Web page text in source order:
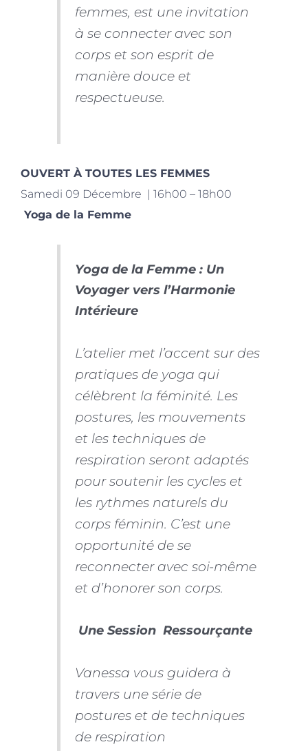
femmes, est une invitation
à se connecter avec son
corps et son esprit de
manière douce et
respectueuse.
OUVERT À TOUTES LES FEMMES
Samedi 09 Décembre | 16h00 – 18h00
Yoga de la Femme
Yoga de la Femme : Un
Voyager vers l’Harmonie
Intérieure
L’atelier met l’accent sur des
pratiques de yoga qui
célèbrent la féminité. Les
postures, les mouvements
et les techniques de
respiration seront adaptés
pour soutenir les cycles et
les rythmes naturels du
corps féminin. C’est une
opportunité de se
reconnecter avec soi-même
et d’honorer son corps.
Une Session Ressourçante
Vanessa vous guidera à
travers une série de
postures et de techniques
de respiration